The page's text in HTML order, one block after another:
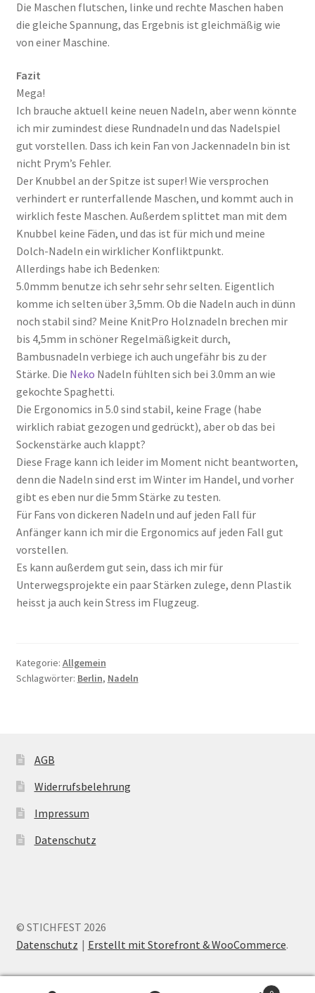
Die Maschen flutschen, linke und rechte Maschen haben
die gleiche Spannung, das Ergebnis ist gleichmäßig wie
von einer Maschine.
Fazit
Mega!
Ich brauche aktuell keine neuen Nadeln, aber wenn könnte
ich mir zumindest diese Rundnadeln und das Nadelspiel
gut vorstellen. Dass ich kein Fan von Jackennadeln bin ist
nicht Prym’s Fehler.
Der Knubbel an der Spitze ist super! Wie versprochen
verhindert er runterfallende Maschen, und kommt auch in
wirklich feste Maschen. Außerdem splittet man mit dem
Knubbel keine Fäden, und das ist für mich und meine
Dolch-Nadeln ein wirklicher Konfliktpunkt.
Allerdings habe ich Bedenken:
5.0mmm benutze ich sehr sehr sehr selten. Eigentlich
komme ich selten über 3,5mm. Ob die Nadeln auch in dünn
noch stabil sind? Meine KnitPro Holznadeln brechen mir
bis 4,5mm in schöner Regelmäßigkeit durch,
Bambusnadeln verbiege ich auch ungefähr bis zu der
Stärke. Die Neko Nadeln fühlten sich bei 3.0mm an wie
gekochte Spaghetti.
Die Ergonomics in 5.0 sind stabil, keine Frage (habe
wirklich rabiat gezogen und gedrückt), aber ob das bei
Sockenstärke auch klappt?
Diese Frage kann ich leider im Moment nicht beantworten,
denn die Nadeln sind erst im Winter im Handel, und vorher
gibt es eben nur die 5mm Stärke zu testen.
Für Fans von dickeren Nadeln und auf jeden Fall für
Anfänger kann ich mir die Ergonomics auf jeden Fall gut
vorstellen.
Es kann außerdem gut sein, dass ich mir für
Unterwegsprojekte ein paar Stärken zulege, denn Plastik
heisst ja auch kein Stress im Flugzeug.
Kategorie: Allgemein
Schlagwörter: Berlin, Nadeln
AGB
Widerrufsbelehrung
Impressum
Datenschutz
© STICHFEST 2026
Datenschutz
Erstellt mit Storefront & WooCommerce.